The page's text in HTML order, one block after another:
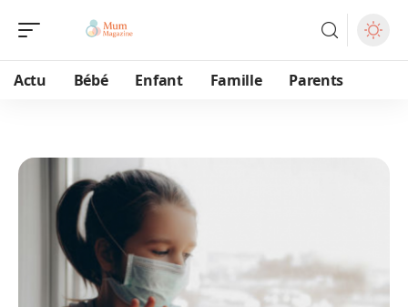
Actu Bébé Enfant Famille Parents